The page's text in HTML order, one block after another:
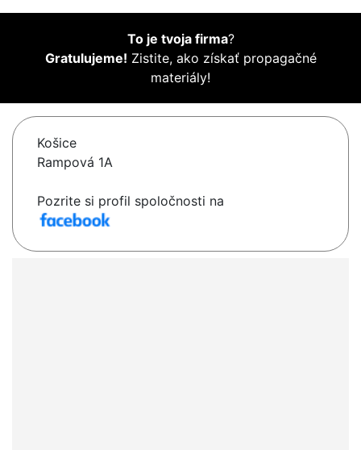
To je tvoja firma?
Gratulujeme! Zistite, ako získať propagačné
materiály!
Košice
Rampová 1A
Pozrite si profil spoločnosti na